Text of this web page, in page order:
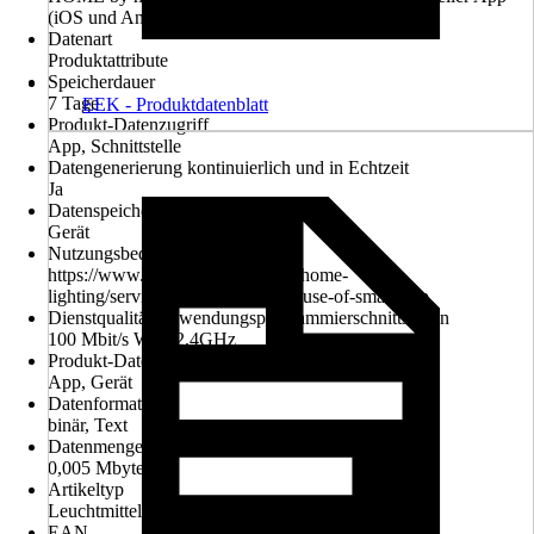
(iOS und Android)
Datenart
Produktattribute
Speicherdauer
7 Tage
Produkt-Datenzugriff
App, Schnittstelle
Datengenerierung kontinuierlich und in Echtzeit
Ja
Datenspeicherung
Gerät
Nutzungsbedingungen
https://www.ledvance.com/en-int/home-
lighting/services/support/terms-of-use-of-smart-app
Dienstqualität Anwendungsprogrammierschnittstellen
100 Mbit/s WiFi 2,4GHz
Produkt-Datenlöschung
App, Gerät
Datenformat
binär, Text
Datenmenge
0,005 Mbyte
Artikeltyp
Leuchtmittel
EEK - Produktdatenblatt